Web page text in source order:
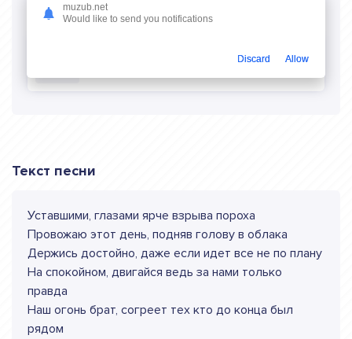
Слушать онлайн ARCHI, Mealon Достойно
Текст песни
Уставшими, глазами ярче взрыва пороха
Провожаю этот день, подняв голову в облака
Держись достойно, даже если идет все не по плану
На спокойном, двигайся ведь за нами только
правда
Наш огонь брат, согреет тех кто до конца был
рядом
muzub.net
Would like to send you notifications
Discard Allow